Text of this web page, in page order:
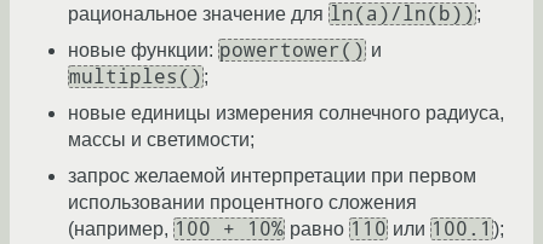
рациональное значение для ln(a)/ln(b)) ;
новые функции: powertower() и
multiples() ;
новые единицы измерения солнечного радиуса,
массы и светимости;
запрос желаемой интерпретации при первом
использовании процентного сложения
(например, 100 + 10% равно 110 или 100.1 );